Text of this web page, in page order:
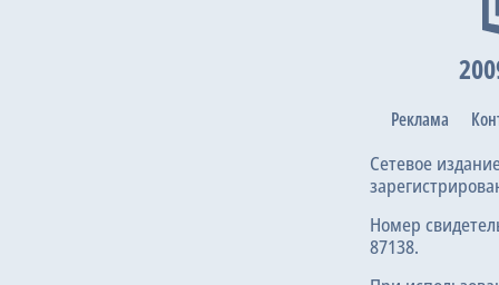
Реклама
Сетевое
Номер
87138.